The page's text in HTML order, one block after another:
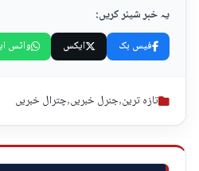
یہ خبر شیئر کریں:
فیس بک ایکس واٹس
تازہ ترین,جنرل خبریں,چترال خبریں